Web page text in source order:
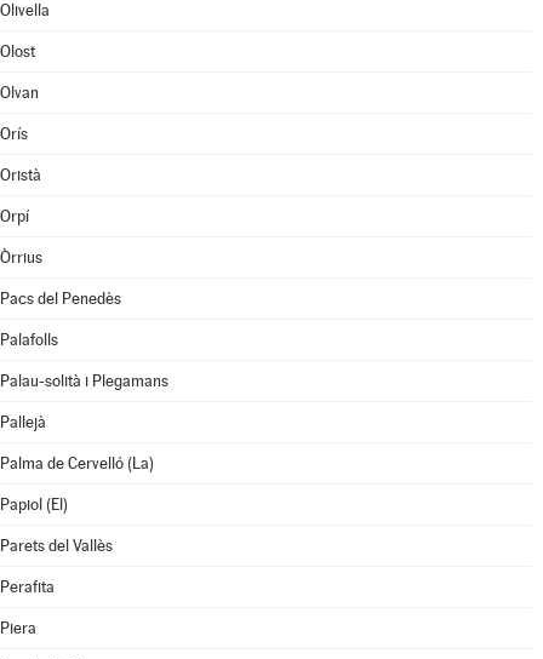
Olivella
Olost
Olvan
Orís
Oristà
Orpí
Òrrius
Pacs del Penedès
Palafolls
Palau-solità i Plegamans
Pallejà
Palma de Cervelló (La)
Papiol (El)
Parets del Vallès
Perafita
Piera